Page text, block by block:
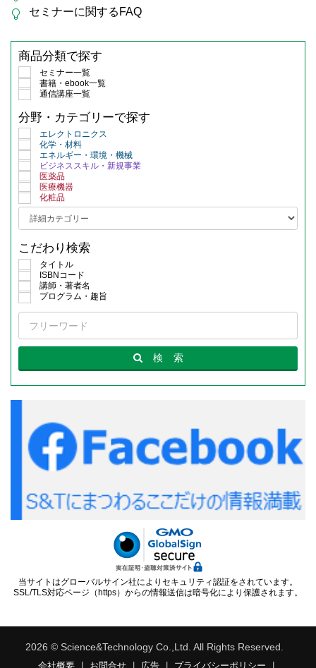
セミナーに関するFAQ
商品分類で探す
セミナー一覧
書籍・ebook一覧
通信講座一覧
分野・カテゴリーで探す
エレクトロニクス
化学・材料
エネルギー・環境・機械
ビジネススキル・新規事業
医薬品
医療機器
化粧品
こだわり検索
タイトル
ISBNコード
講師・著者名
プログラム・趣旨
検 索
当サイトはグローバルサイン社によりセキュリティ認証をされています。
SSL/TLS対応ページ（https）からの情報送信は暗号化により保護されます。
2026 © Science&Technology Co.,Ltd. All Rights Reserved.